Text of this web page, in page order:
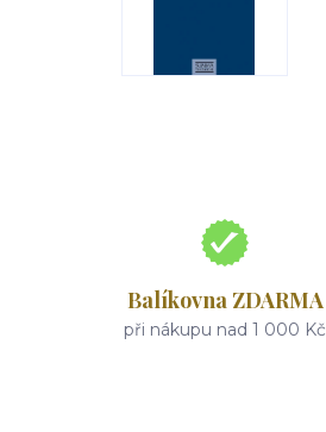
Balíkovna ZDARMA
při nákupu nad 1 000 Kč